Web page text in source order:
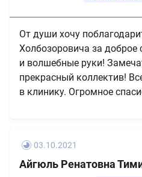
От души хочу
Холбозоровича за доброе
и волшебные руки!
прекрасный коллектив!
в клинику. Огромное
03.10.2021
Айгюль Ренатовна